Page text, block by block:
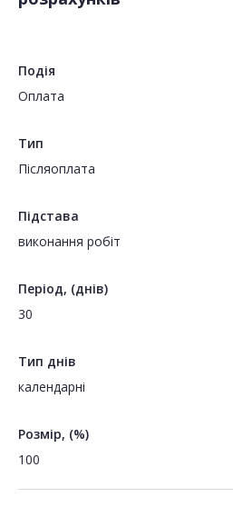
Подія
Оплата
Тип
Пiсляоплата
Підстава
виконання робіт
Період, (днів)
30
Тип днів
календарні
Розмір, (%)
100